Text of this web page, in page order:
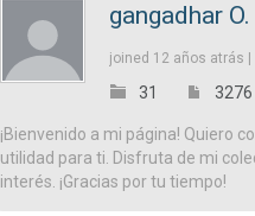
gangadhar O.
joined 12 años atrás |
31 3276
¡Bienvenido a mi página! Quiero
utilidad para ti. Disfruta de mi
interés. ¡Gracias por tu tiempo!